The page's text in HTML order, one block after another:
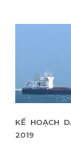
KẾ HOẠCH
2019